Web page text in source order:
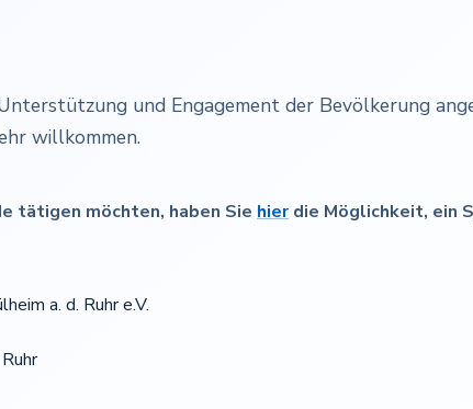
und Engagement der Bevölkerung
willkommen.
tätigen möchten, haben Sie hierdie Möglichkeit, ein
a. d. Ruhr e.V.